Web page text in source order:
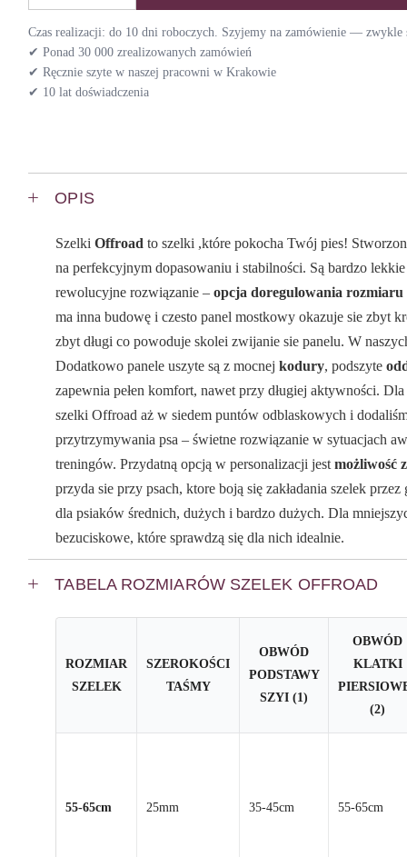
Czas realizacji: do 10 dni roboczych. Szyjemy na zamówienie — zwykle
✔ Ponad 30 000 zrealizowanych zamówień
✔ Ręcznie szyte w naszej pracowni w Krakowie
✔ 10 lat doświadczenia
OPIS
SzelkiOffroad to szelki ,które pokocha Twój pies!
na perfekcyjnym dopasowaniu i stabilności. Są bardzo
rewolucyjne rozwiązanie –opcja doregulowania
ma inna budowę i czesto panel mostkowy okazuje sie zbyt
zbyt długi co powoduje skolei zwijanie sie panelu. W
Dodatkowo panele uszyte są z mocnejkodury, podszyte
zapewnia pełen komfort, nawet przy długiej aktywności.
szelki Offroad aż w siedem puntów odblaskowych i
przytrzymywania psa – świetne rozwiązanie w sytuacjach
treningów. Przydatną opcją w personalizacji jestmożliwość
przyda sie przy psach, ktore boją się zakładania szelek
dla psiaków średnich, dużych i bardzo dużych. Dla
bezuciskowe, które sprawdzą się dla nich idealnie.
TABELA ROZMIARÓW SZELEK OFFROAD
ROZMIAR
SZELEK
SZEROKOŚCI
TAŚMY
OBWÓD
PODSTAWY
SZYI (1)
OBWÓD
KLATKI
(2)
55-65cm 25mm 35-45cm 55-65cm